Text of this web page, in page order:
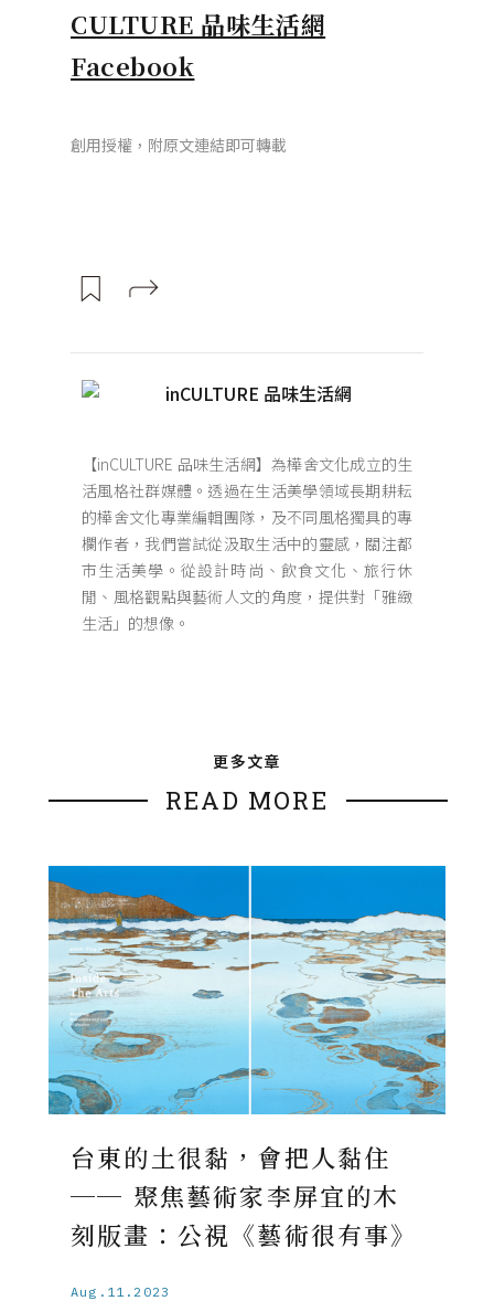
CULTURE 品味生活網
Facebook
創用授權，附原文連結即可轉載
inCULTURE 品味生活網
【inCULTURE 品味生活網】為樺舍文化成立的生
活風格社群媒體。透過在生活美學領域長期耕耘
的樺舍文化專業編輯團隊，及不同風格獨具的專
欄作者，我們嘗試從汲取生活中的靈感，關注都
市生活美學。從設計時尚、飲食文化、旅行休
閒、風格觀點與藝術人文的角度，提供對「雅緻
生活」的想像。
更多文章
READ MORE
台東的土很黏，會把人黏住
── 聚焦藝術家李屏宜的木
刻版畫：公視《藝術很有事》
Aug.11.2023